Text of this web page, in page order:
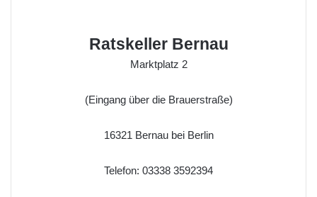
Ratskeller Bernau
Marktplatz 2
(Eingang über die Brauerstraße)
16321 Bernau bei Berlin
Telefon: 03338 3592394